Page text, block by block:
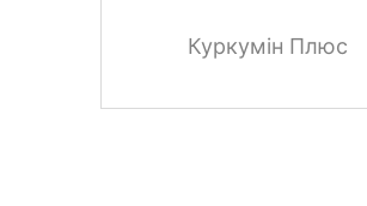
Куркумін Плюс